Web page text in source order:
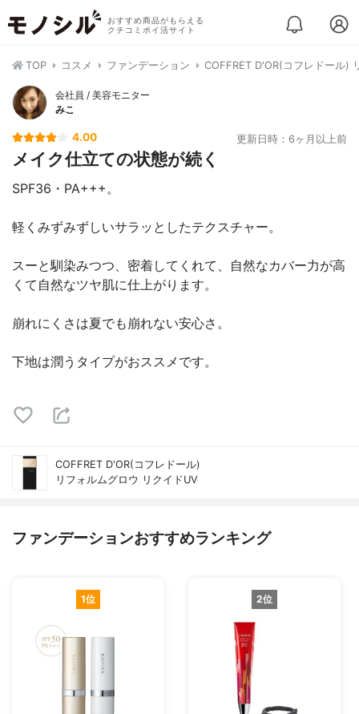
おすすめ商品がもらえる
クチコミポイ活サイト
TOP コスメ ファンデーション COFFRET D'OR(コフレドール)
会社員 / 美容モニター
みこ
4.00 更新日時：6ヶ月以上前
メイク仕立ての状態が続く
SPF36・PA+++。
軽くみずみずしいサラッとしたテクスチャー。
スーと馴染みつつ、密着してくれて、自然なカバー力が高
くて自然なツヤ肌に仕上がります。
崩れにくさは夏でも崩れない安心さ。
下地は潤うタイプがおススメです。
COFFRET D'OR(コフレドール)
リフォルムグロウ リクイドUV
ファンデーションおすすめランキング
1位 2位